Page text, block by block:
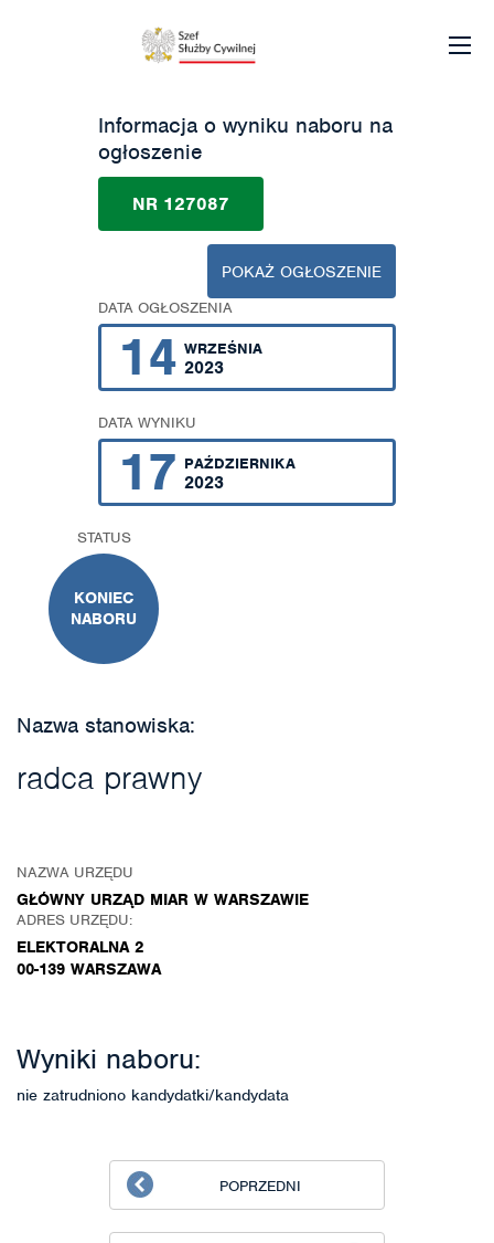
Informacja o wyniku naboru na
ogłoszenie
NR 127087
POKAŻ OGŁOSZENIE
DATA OGŁOSZENIA
14 WRZEŚNIA
2023
DATA WYNIKU
17 PAŹDZIERNIKA
2023
STATUS
KONIEC
NABORU
Nazwa stanowiska:
radca prawny
NAZWA URZĘDU
GŁÓWNY URZĄD MIAR W WARSZAWIE
ADRES URZĘDU:
ELEKTORALNA 2
00-139 WARSZAWA
Wyniki naboru:
nie zatrudniono kandydatki/kandydata
POPRZEDNI